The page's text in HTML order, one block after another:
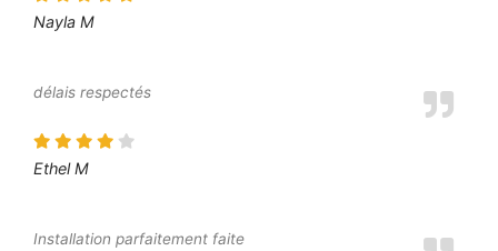
Nayla M
délais respectés
Ethel M
Installation parfaitement faite